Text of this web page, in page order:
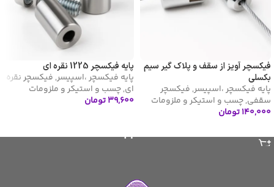
فیکسچر آویز از سقف و پلاک گیر سیم
بکسلی
پایه فیکسچر ،اسپیسر, فیکسچر
سقفی,چسب و استیکر و ملزومات
۱۴۰,۰۰۰تومان
پایه فیکسچر 1225 نقره ای
پایه فیکسچر ،اسپیسر, فیکسچر نقره
ای,چسب و استیکر و ملزومات
۳۹,۶۰۰تومان